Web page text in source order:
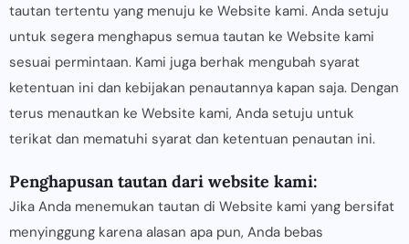
tautan tertentu yang menuju ke Website kami. Anda setuju
untuk segera menghapus semua tautan ke Website kami
sesuai permintaan. Kami juga berhak mengubah syarat
ketentuan ini dan kebijakan penautannya kapan saja. Dengan
terus menautkan ke Website kami, Anda setuju untuk
terikat dan mematuhi syarat dan ketentuan penautan ini.
Penghapusan tautan dari website kami:
Jika Anda menemukan tautan di Website kami yang bersifat
menyinggung karena alasan apa pun, Anda bebas